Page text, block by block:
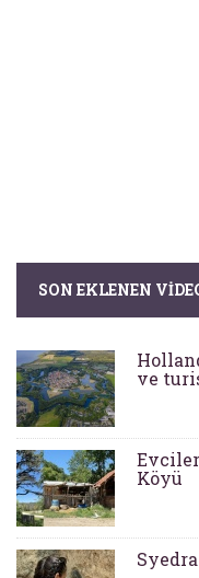
SON EKLENEN
ve
Köyü